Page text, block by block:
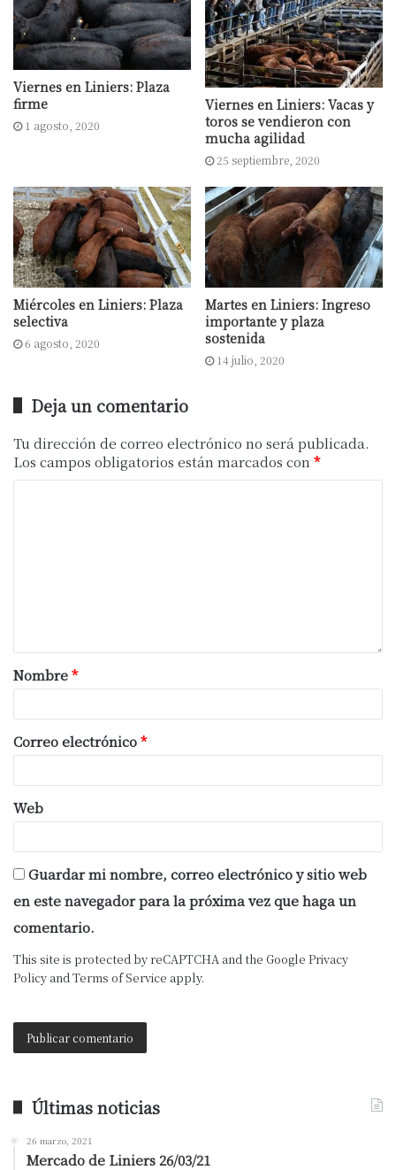
Viernes en Liniers: Plaza
firme
1 agosto, 2020
Viernes en Liniers: Vacas y
toros se vendieron con
mucha agilidad
25 septiembre, 2020
Miércoles en Liniers: Plaza
selectiva
6 agosto, 2020
Martes en Liniers: Ingreso
importante y plaza
sostenida
14 julio, 2020
Deja un comentario
Tu dirección de correo electrónico no será publicada.
Los campos obligatorios están marcados con *
Nombre*
Correo electrónico*
Web
Guardar mi nombre, correo electrónico y sitio web
en este navegador para la próxima vez que haga un
comentario.
This site is protected by reCAPTCHA and the Google Privacy
Policy and Terms of Service apply.
Últimas noticias
26 marzo, 2021
Mercado de Liniers 26/03/21